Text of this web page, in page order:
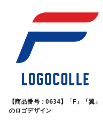
【商品番号：0634】「F」「翼」
のロゴデザイン